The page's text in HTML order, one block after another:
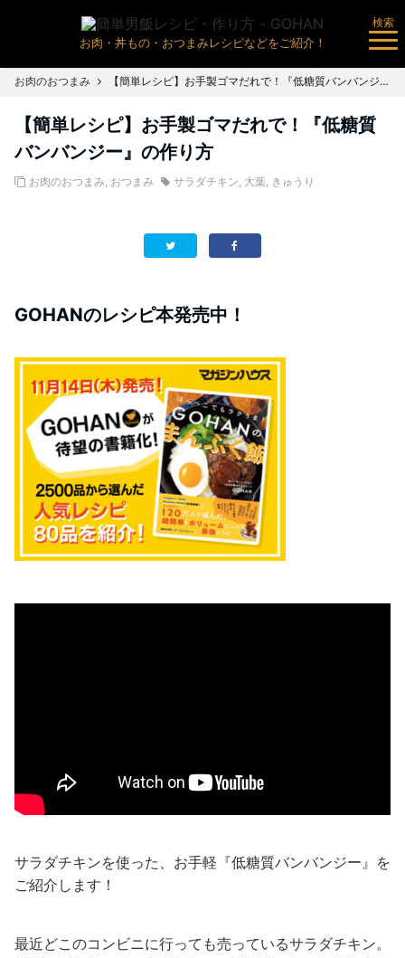
お肉・丼もの・おつまみレシピなどをご紹介！
検索
お肉のおつまみ 【簡単レシピ】お手製ゴマだれで！『低糖質バンバンジー』の作り方
【簡単レシピ】お手製ゴマだれで！『低糖質
バンバンジー』の作り方
お肉のおつまみ, おつまみ サラダチキン, 大葉, きゅうり
GOHANのレシピ本発売中！
サラダチキンを使った、お手軽『低糖質バンバンジー』を
ご紹介します！
最近どこのコンビニに行っても売っているサラダチキン。